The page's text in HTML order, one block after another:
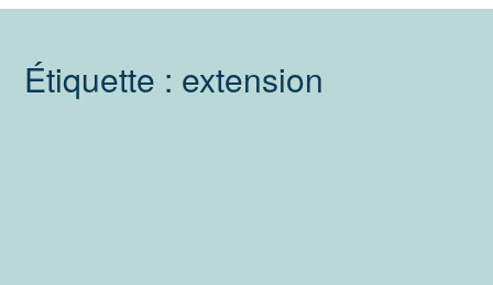
Étiquette : extension